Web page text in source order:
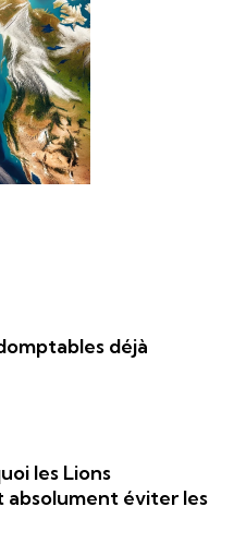
déjà
les Lions
absolument éviter les